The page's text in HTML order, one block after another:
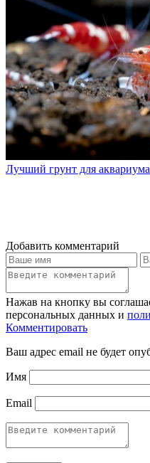
Лучший грунт для
Добавить комментарий
Нажав на кнопку вы
персональных данных и
Комментировать
Ваш адрес email не будет
Имя
Email